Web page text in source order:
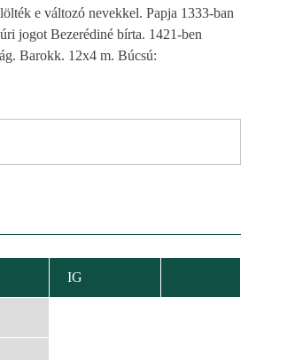
e változó nevekkel. Papja 1333-ban
jogot Bezerédiné bírta. 1421-ben
Barokk. 12x4 m. Búcsú:
IG